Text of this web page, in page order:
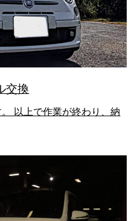
交換
以上で作業が終わり、納